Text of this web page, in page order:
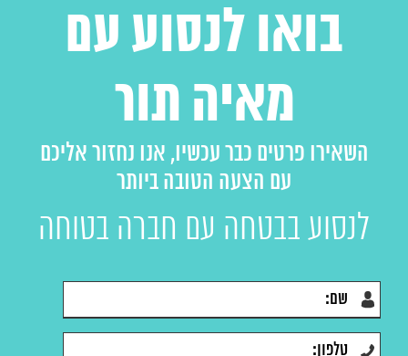
בואו לנסוע עם
מאיה תור
השאירו פרטים כבר עכשיו, אנו נחזור אליכם
עם הצעה הטובה ביותר
לנסוע בבטחה עם חברה בטוחה